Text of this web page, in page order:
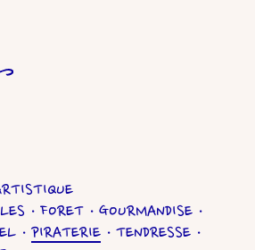
FORET
GOURMANDISE
PIRATERIE
TENDRESSE